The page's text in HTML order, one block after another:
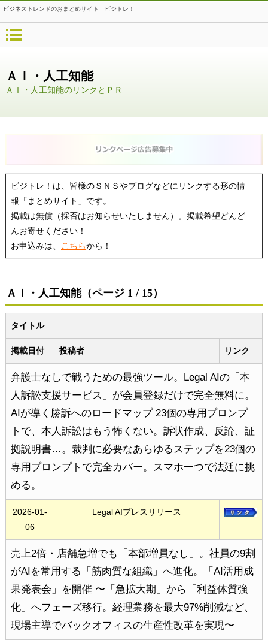
ビジネストレンドのおまとめサイト ビジトレ！
ＡＩ・人工知能
ＡＩ・人工知能のリンクとＰＲ
ビジトレ！は、皆様のＳＮＳやブログなどにリンクする形の情
報「まとめサイト」です。
掲載は無償（採否はお知らせいたしません）。掲載希望どんど
んお寄せください！
お申込みは、
こちらから！
ＡＩ・人工知能（ページ 1 / 15）
タイトル
掲載日付 投稿者 リンク
弁護士なしで戦うための最強ツール。Legal AIの「本
人訴訟支援サービス」が会員登録だけで完全無料に。
AIが導く勝訴へのロードマップ 23個の専用プロンプ
トで、本人訴訟はもう怖くない。訴状作成、反論、証
拠説明書…。裁判に必要なあらゆるステップを23個の
専用プロンプトで完全カバー。スマホ一つで法廷に挑
める。
2026-01-
06
Legal AIプレスリリース
売上2倍・店舗急増でも「本部増員なし」。社員の9割
がAIを常用する「筋肉質な組織」へ進化。「AI活用成
果発表会」を開催 〜「急拡大期」から「利益体質強
化」へフェーズ移行。経理業務を最大97%削減など、
現場主導でバックオフィスの生産性改革を実現〜